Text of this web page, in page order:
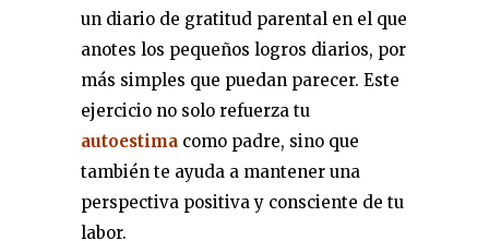
un diario de gratitud parental en el que
anotes los pequeños logros diarios, por
más simples que puedan parecer. Este
ejercicio no solo refuerza tu
autoestima como padre, sino que
también te ayuda a mantener una
perspectiva positiva y consciente de tu
labor.